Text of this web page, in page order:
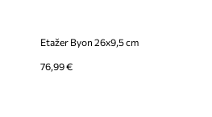
Etažer Byon 26x9,5 cm
76,99 €